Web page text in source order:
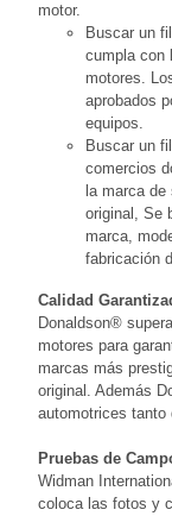
motor.
Buscar un
cumpla con
motores.
aprobados
equipos.
Buscar un
comercios
la marca
original, Se
marca,
fabricación
Calidad
Donaldson®
motores para
marcas más
original. Además
automotrices tanto
Pruebas de
Widman
coloca las fotos y